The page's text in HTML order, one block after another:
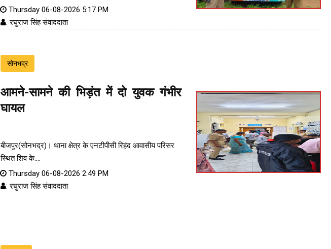
Thursday 06-08-2026 5:17 PM
: रघुराज सिंह संवाददाता
सोनभद्र
आमने-सामने की भिड़ंत में दो युवक गंभीर
घायल
बीजपुर(सोनभद्र)। थाना क्षेत्र के एनटीपीसी रिहंद आवासीय परिसर
स्थित शिव के....
Thursday 06-08-2026 2:49 PM
: रघुराज सिंह संवाददाता